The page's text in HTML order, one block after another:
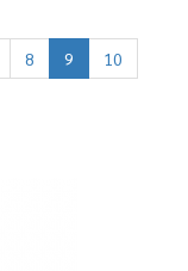
8 9
10